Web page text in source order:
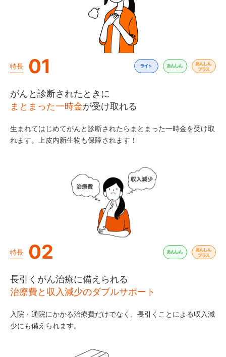
特長 01
がんと診断されたときに
まとまった一時金が受け取れる
生まれてはじめてがんと診断されたらまとまった一時金を受け取
れます。上皮内新生物も保障されます！
特長 02
長引くがん治療に備えられる
治療費と収入減少のダブルサポート
入院・通院にかかる治療費だけでなく、長引くことによる収入減
少にも備えられます。